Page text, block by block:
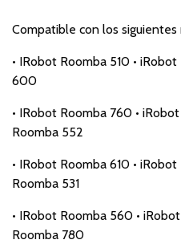
Compatible con los siguientes
• IRobot Roomba 510 •
600
• IRobot Roomba 760 •
Roomba 552
• IRobot Roomba 610 •
Roomba 531
• IRobot Roomba 560 •
Roomba 780